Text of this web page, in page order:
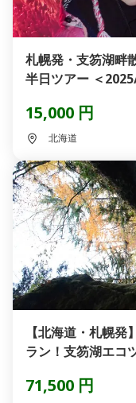
札幌発・支笏湖畔
半日ツアー ＜
15,000 円
北海道
【北海道・札幌
ラン！支笏湖エコ
71,500 円